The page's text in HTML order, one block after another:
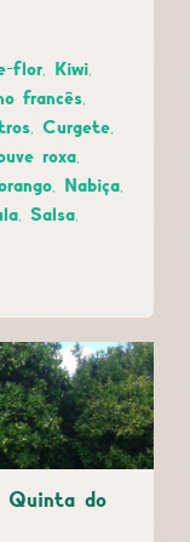
flor, Kiwi,
francês,
Curgete,
roxa,
Nabiça,
Salsa,
Quinta do